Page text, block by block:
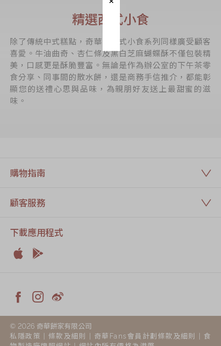
產品價目表
EN 简体
精選西式小食
除了傳統中式糕點，奇華的西式小食系列同樣廣受顧客
喜愛。牛油曲奇、杏仁條及黑白芝麻蝴蝶酥不僅包裝精
美，口感更是酥脆豐富。無論是作為辦公室的下午茶零
食分享、同事間的散水餅，還是商務手信推介，都能彰
顯您的送禮心思與品味，為親朋好友送上最甜蜜的滋
味。

Facebook

Instagram

Weiblog
購物指南
顧客服務
下載應用程式


© 2026 奇華餅家有限公司
私隱政策 | 條款及細則 | 奇華Fans會員計劃條款及細則 | 食